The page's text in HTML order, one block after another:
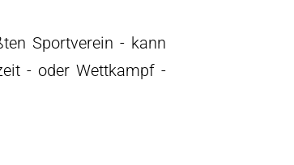
Sportverein - kann
- oder Wettkampf -